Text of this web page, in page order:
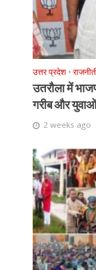
उत्तर प्रदेश •
उतरौला में
गरीब और
2 weeks ago